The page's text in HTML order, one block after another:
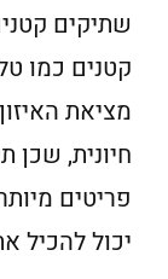
שתיקים
קטנים כמו
מציאת
חיונית, שכן
פריטים
יכול להכיל